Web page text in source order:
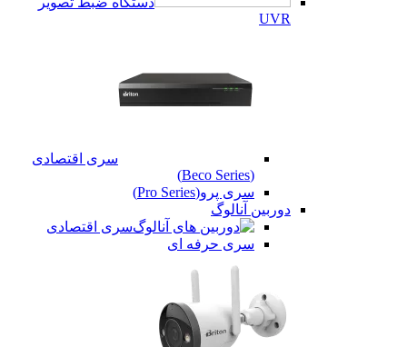
UVR
سری اقتصادی
(Beco Series)
سری پرو(Pro Series)
دوربین آنالوگ
سری اقتصادی
سری حرفه ای